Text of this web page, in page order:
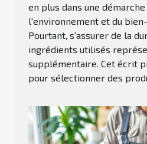
en plus dans une
l'environnement et du
Pourtant, s'assurer de la
ingrédients utilisés
supplémentaire. Cet écrit
pour sélectionner des